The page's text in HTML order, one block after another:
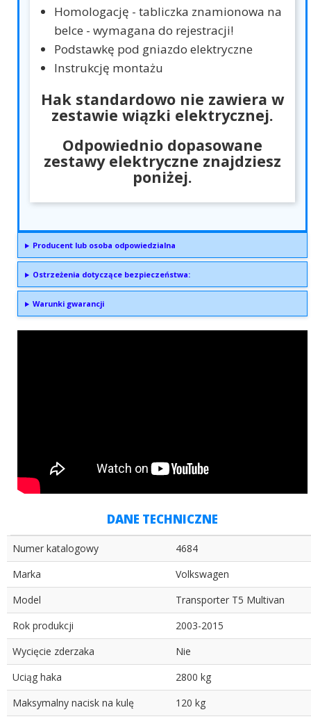
Homologację - tabliczka znamionowa na
belce - wymagana do rejestracji!
Podstawkę pod gniazdo elektryczne
Instrukcję montażu
Hak standardowo nie zawiera w
zestawie wiązki elektrycznej.
Odpowiednio dopasowane
zestawy elektryczne znajdziesz
poniżej.
Producent lub osoba odpowiedzialna
Ostrzeżenia dotyczące bezpieczeństwa:
Warunki gwarancji
DANE TECHNICZNE
Numer katalogowy
4684
Marka
Volkswagen
Model
Transporter T5 Multivan
Rok produkcji
2003-2015
Wycięcie zderzaka
Nie
Uciąg haka
2800 kg
Maksymalny nacisk na kulę
120 kg